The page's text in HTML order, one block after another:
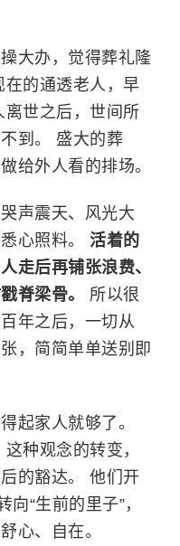
大办，觉得葬礼隆
的通透老人，早
世之后，世间所
到。 盛大的葬
给外人看的排场。
声震天、风光大
心照料。 活着的
走后再铺张浪费、
脊梁骨。 所以很
年之后，一切从
，简简单单送别即
起家人就够了。
种观念的转变，
的豁达。 他们开
“生前的里子”，
心、自在。